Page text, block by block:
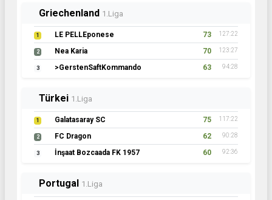
Griechenland 1.Liga
1 LE PELLEponese 73 127:22
2 Nea Karia 70 123:27
3 >GerstenSaftKommando 63 94:28
Türkei 1.Liga
1 Galatasaray SC 75 117:22
2 FC Dragon 62 90:28
3 İnşaat Bozcaada FK 1957 60 92:36
Portugal 1.Liga